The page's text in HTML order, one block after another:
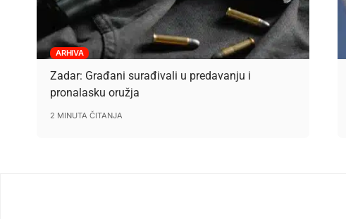
ARHIVA
Zadar: Građani surađivali u predavanju i
pronalasku oružja
2 MINUTA ČITANJA